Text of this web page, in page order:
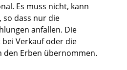
Es muss nicht, kann
so dass nur die
anfallen. Die
Verkauf oder die
den Erben übernommen.